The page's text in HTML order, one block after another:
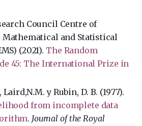
Council Centre of
and Statistical
(2021). The Random
45: The International Prize in
Laird,N.M. y Rubin, D. B. (1977).
from incomplete data
. Journal of the Royal